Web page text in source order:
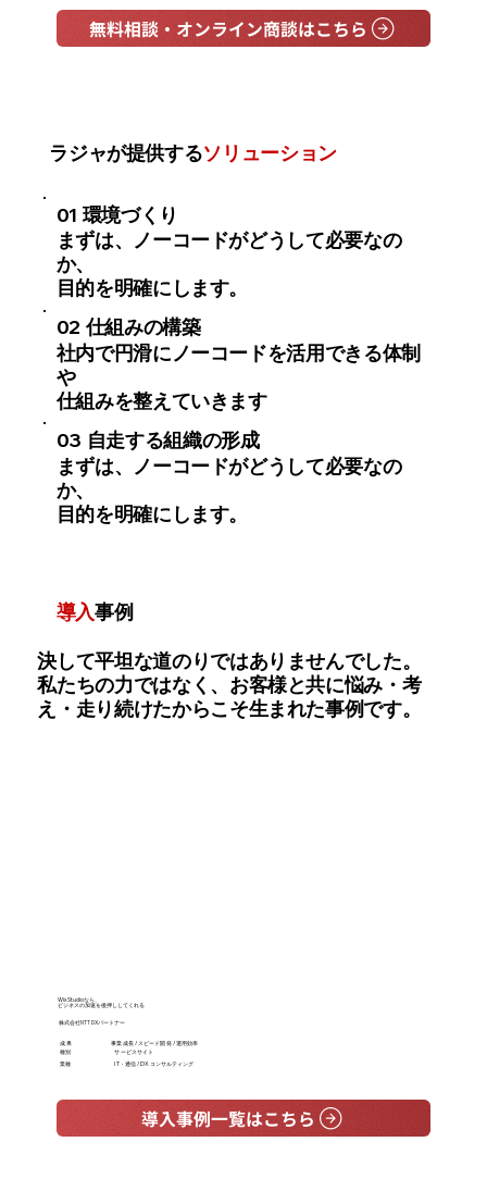
無料相談・オンライン商談はこちら
導入事例
決して平坦な道のりではありませんでした。
私たちの力ではなく、お客様と共に悩み・考
え・走り続けたからこそ生まれた事例です。
Wix Studioなら、
ビジネスの加速を後押ししてくれる
株式会社NTT DXパートナー
成 果
事業成長 / スピード開発 / 運用効率
種別
サービスサイト
業種
IT・通信 / DXコンサルティング
導入事例一覧はこちら
ラジャが提供するソリューション
01 環境づくり
まずは、ノーコードがどうして必要なの
か、
目的を明確にします。
02 仕組みの構築
社内で円滑にノーコードを活用できる体制
や
仕組みを整えていきます
03 自走する組織の形成
まずは、ノーコードがどうして必要なの
か、
目的を明確にします。